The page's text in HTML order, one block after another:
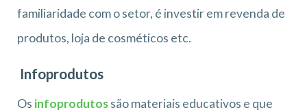
familiaridade com o setor, é investir em revenda de
produtos, loja de cosméticos etc.
Infoprodutos
Os infoprodutossão materiais educativos e que